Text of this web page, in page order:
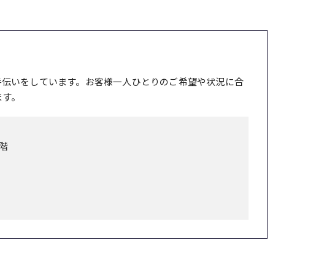
いをしています。お客様一人ひとりのご希望や状況に合
。